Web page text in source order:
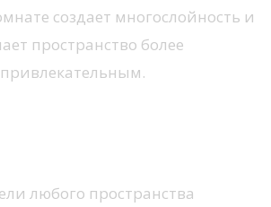
создает многослойность и
пространство более
любого пространства